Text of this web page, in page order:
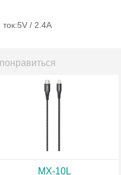
/ 2.4А
MX-10L